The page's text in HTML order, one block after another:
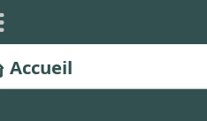
Accueil